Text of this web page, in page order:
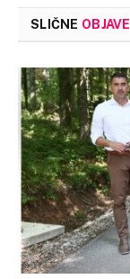
SLIČNE OBJAVE